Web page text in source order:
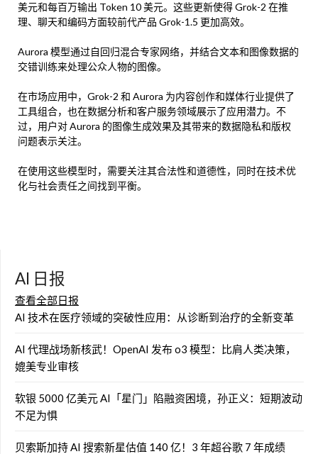
美元和每百万输出 Token 10 美元。这些更新使得 Grok-2 在推
理、聊天和编码方面较前代产品 Grok-1.5 更加高效。
Aurora 模型通过自回归混合专家网络，并结合文本和图像数据的
交错训练来处理公众人物的图像。
在市场应用中，Grok-2 和 Aurora 为内容创作和媒体行业提供了
工具组合，也在数据分析和客户服务领域展示了应用潜力。不
过，用户对 Aurora 的图像生成效果及其带来的数据隐私和版权
问题表示关注。
在使用这些模型时，需要关注其合法性和道德性，同时在技术优
化与社会责任之间找到平衡。
AI 日报
查看全部日报
AI 技术在医疗领域的突破性应用：从诊断到治疗的全新变革
AI 代理战场新核武！OpenAI 发布 o3 模型：比肩人类决策，
媲美专业审核
软银 5000 亿美元 AI「星门」陷融资困境，孙正义：短期波动
不足为惧
贝索斯加持 AI 搜索新星估值 140 亿！3 年超谷歌 7 年成绩